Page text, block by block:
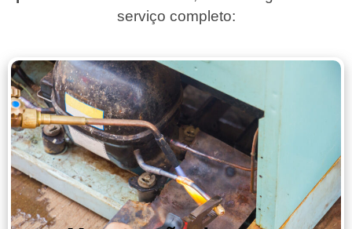
serviço completo: